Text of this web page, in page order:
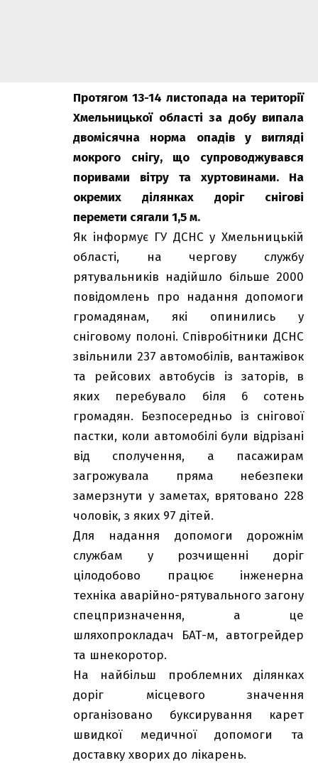
Протягом 13-14 листопада на території
Хмельницької області за добу випала
двомісячна норма опадів у вигляді
мокрого снігу, що супроводжувався
поривами вітру та хуртовинами. На
окремих ділянках доріг снігові
перемети сягали 1,5 м.
Як інформує ГУ ДСНС у Хмельницькій
області, на чергову службу
рятувальників надійшло більше 2000
повідомлень про надання допомоги
громадянам, які опинились у
сніговому полоні. Співробітники ДСНС
звільнили 237 автомобілів, вантажівок
та рейсових автобусів із заторів, в
яких перебувало біля 6 сотень
громадян. Безпосередньо із снігової
пастки, коли автомобілі були відрізані
від сполучення, а пасажирам
загрожувала пряма небезпеки
замерзнути у заметах, врятовано 228
чоловік, з яких 97 дітей.
Для надання допомоги дорожнім
службам у розчищенні доріг
цілодобово працює інженерна
техніка аварійно-рятувального загону
спецпризначення, а це
шляхопрокладач БАТ-м, автогрейдер
та шнекоротор.
На найбільш проблемних ділянках
доріг місцевого значення
організовано буксирування карет
швидкої медичної допомоги та
доставку хворих до лікарень.